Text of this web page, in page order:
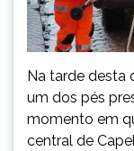
Na tarde desta
um dos pés
momento em
central de